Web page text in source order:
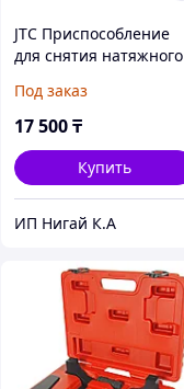
JTC Приспособление
для снятия натяжного
ремня JTC
Под заказ
17 500 ₸
Купить
ИП Нигай К.А